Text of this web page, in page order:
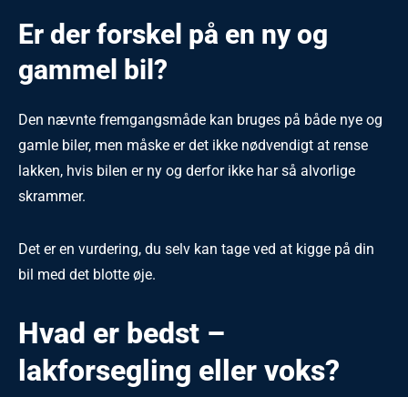
Er der forskel på en ny og
gammel bil?
Den nævnte fremgangsmåde kan bruges på både nye og
gamle biler, men måske er det ikke nødvendigt at rense
lakken, hvis bilen er ny og derfor ikke har så alvorlige
skrammer.
Det er en vurdering, du selv kan tage ved at kigge på din
bil med det blotte øje.
Hvad er bedst –
lakforsegling eller voks?